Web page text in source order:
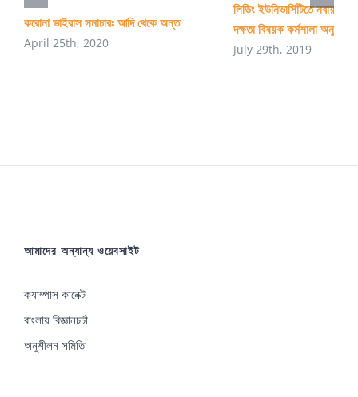
করোনা ভাইরাস সমাচারঃ আদি থেকে অন্ত
April 25th, 2020
লিডিং ইউনিভার্সিটিতে
দক্ষতা বিষয়ক কর্মশালা অনুষ্ঠিত
July 29th, 2019
আমাদের অন্যান্য ওয়েবসাইট
ক্যাম্পাস কানেক্ট
বাংলায় বিজ্ঞানচর্চা
অনুশীলন সমিতি